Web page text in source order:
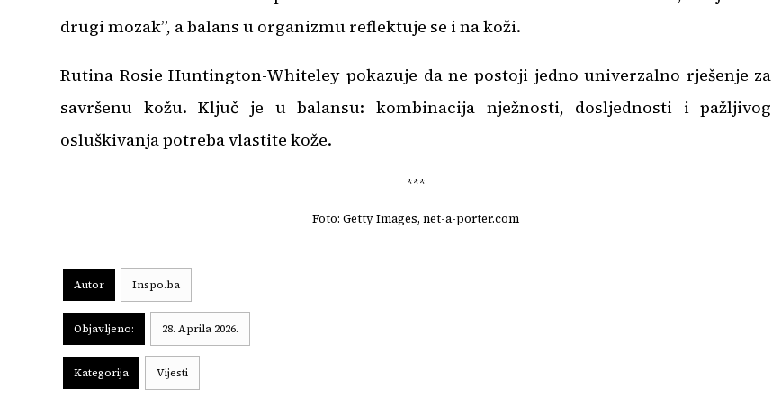
drugi mozak”, a balans u organizmu reflektuje se i na koži.
Rutina Rosie Huntington-Whiteley pokazuje da ne postoji jedno univerzalno rješenje za
savršenu kožu. Ključ je u balansu: kombinacija nježnosti, dosljednosti i pažljivog
osluškivanja potreba vlastite kože.
***
Foto: Getty Images, net-a-porter.com
Autor Inspo.ba
Objavljeno: 28. Aprila 2026.
Kategorija Vijesti